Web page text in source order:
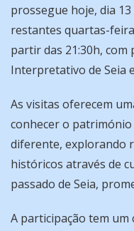
prossegue hoje, dia
restantes quartas-
partir das 21:30h,
Interpretativo de Seia
As visitas oferecem
conhecer o
diferente, explorando
históricos através de
passado de Seia,
A participação tem